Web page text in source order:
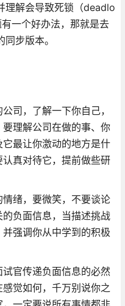
理解会导致死锁（deadlo
一个好办法，那就是去
步版本。
司，了解一下你自己，
理解公司在做的事、你
最让你激动的地方是什
真对待它，提前做些研
绪，要微笑，不要谈论
负面信息，当描述挑战
强调你从中学到的积极
官传递负面信息的必然
觉如何，千万别说你之